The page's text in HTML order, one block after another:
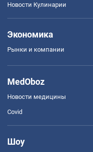
Новости Кулинарии
Экономика
Рынки и компании
MedOboz
Новости медицины
Covid
Шоу